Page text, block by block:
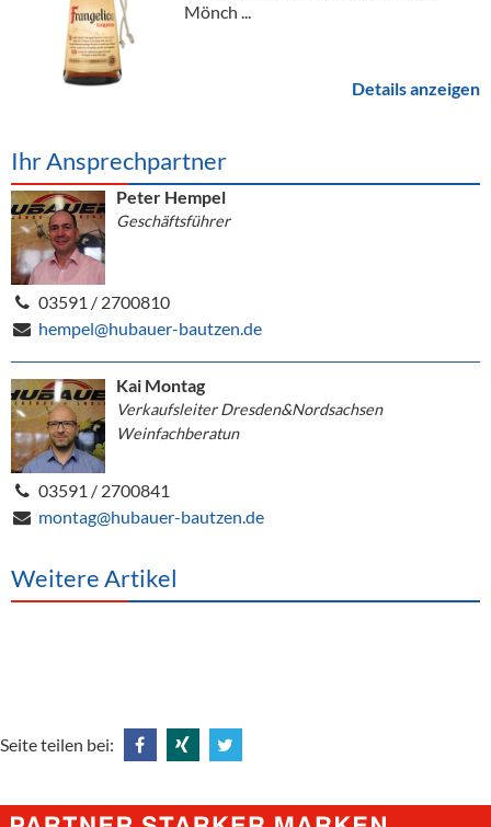
Mönch ...
Details anzeigen
Ihr Ansprechpartner
Peter Hempel
Geschäftsführer
03591 / 2700810
hempel@hubauer-bautzen.de
Kai Montag
Verkaufsleiter Dresden&Nordsachsen
Weinfachberatun
03591 / 2700841
montag@hubauer-bautzen.de
Weitere Artikel
Seite teilen bei:
@
@
@